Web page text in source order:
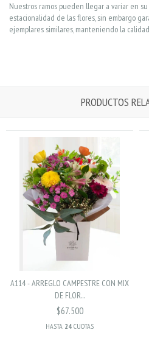
Nuestros ramos pueden llegar a variar en
estacionalidad de las flores, sin embargo
ejemplares similares, manteniendo la
PRODUCTOS
A114 - ARREGLO CAMPESTRE CON MIX
DE FLOR...
$67.500
HASTA 24 CUOTAS